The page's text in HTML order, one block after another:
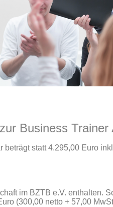
Business Trainer
statt 4.295,00 Euro
im BZTB e.V.
(300,00 netto + 57,00